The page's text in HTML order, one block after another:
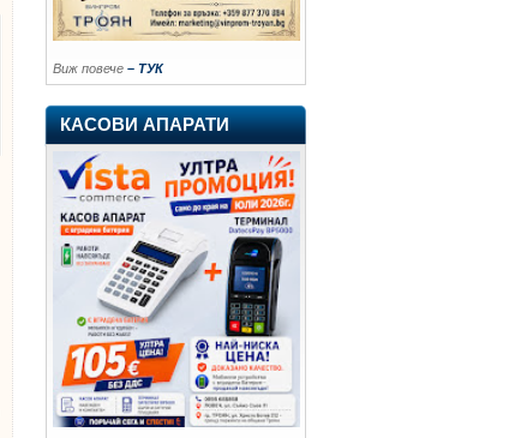
Виж повече – ТУК
КАСОВИ АПАРАТИ